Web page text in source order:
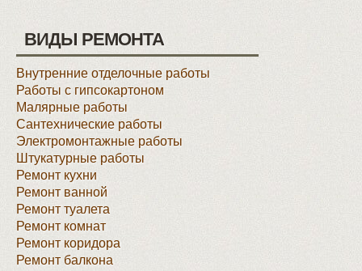
ВИДЫ РЕМОНТА
Внутренние отделочные работы
Работы с гипсокартоном
Малярные работы
Сантехнические работы
Электромонтажные работы
Штукатурные работы
Ремонт кухни
Ремонт ванной
Ремонт туалета
Ремонт комнат
Ремонт коридора
Ремонт балкона